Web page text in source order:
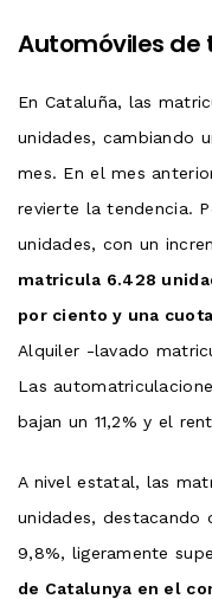
Automóviles de
En Cataluña, las
unidades, cambiando
mes. En el mes
revierte la tendencia.
unidades, con un
matricula 6.428
por ciento y una
Alquiler -lavado
Las
bajan un 11,2% y el
A nivel estatal, las
unidades, destacando
9,8%, ligeramente
de Catalunya en el